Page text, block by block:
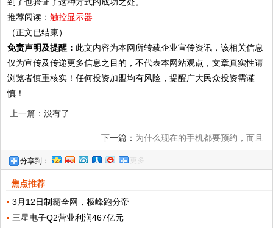
到了也验证了这种方式的成功之处。
推荐阅读：触控显示器
（正文已结束）
免责声明及提醒： 此文内容为本网所转载企业宣传资讯，该相关信息
仅为宣传及传递更多信息之目的，不代表本网站观点，文章真实性请
浏览者慎重核实！任何投资加盟均有风险，提醒广大民众投资需谨
慎！
上一篇：没有了
下一篇： 为什么现在的手机都要预约，而且
分享到： 更多
焦点推荐
3月12日制霸全网，极峰跑分帝
三星电子Q2营业利润467亿元